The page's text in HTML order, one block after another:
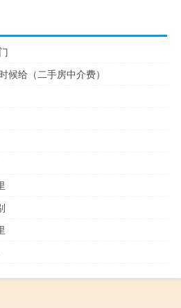
候给（二手房中介费）